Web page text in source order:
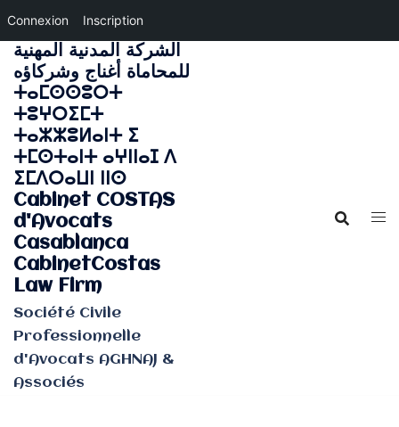
Connexion Inscription
Aller
au
contenu
الشركة المدنية المهنية
للمحاماة أغناج وشركاؤه
ⵜⴰⵎⵙⵙⵓⵔⵜ
ⵜⵓⵖⵔⵉⵎⵜ
ⵜⴰⵣⵣⵓⵍⴰⵏⵜ ⵉ
ⵜⵎⵙⵜⴰⵏⵜ ⴰⵖⵏⵏⴰⵊ ⴷ
ⵉⵎⴷⵔⴰⵡⵏ ⵏⵏⵙ
Cabinet COSTAS
d'Avocats
Casablanca
CabinetCostas
Law Firm
Société Civile
Professionnelle
d'Avocats AGHNAJ &
Associés